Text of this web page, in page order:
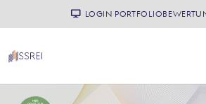
LOGIN